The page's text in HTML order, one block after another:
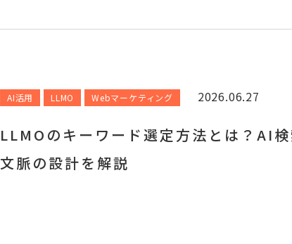
AI活用 LLMO Webマーケティング 2026.06.27
LLMOのキーワード選定方法とは？AI
文脈の設計を解説